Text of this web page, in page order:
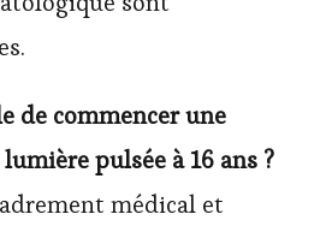
de commencer une
pulsée à 16 ans ?
médical et